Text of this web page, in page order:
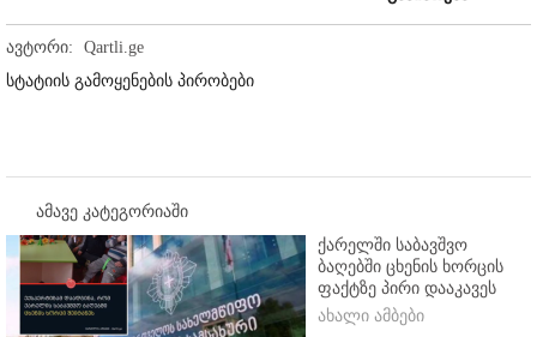
ავტორი:
Qartli.ge
სტატიის გამოყენების პირობები
ამავე კატეგორიაში
ქარელში საბავშვო
ბაღებში ცხენის ხორცის
ფაქტზე პირი დააკავეს
ახალი ამბები